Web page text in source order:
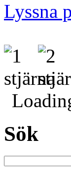
Lyssna
Sök